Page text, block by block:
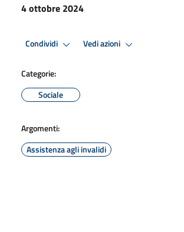
4 ottobre 2024
Condividi Vedi azioni
Categorie:
Sociale
Argomenti:
Assistenza agli invalidi